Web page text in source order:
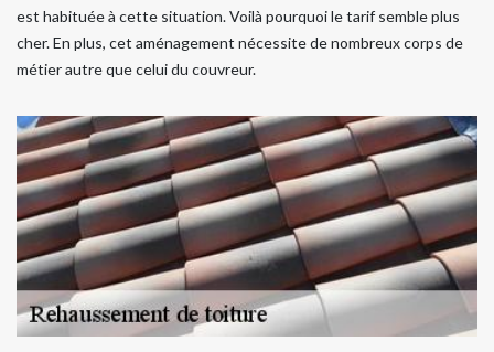
est habituée à cette situation. Voilà pourquoi le tarif semble plus
cher. En plus, cet aménagement nécessite de nombreux corps de
métier autre que celui du couvreur.